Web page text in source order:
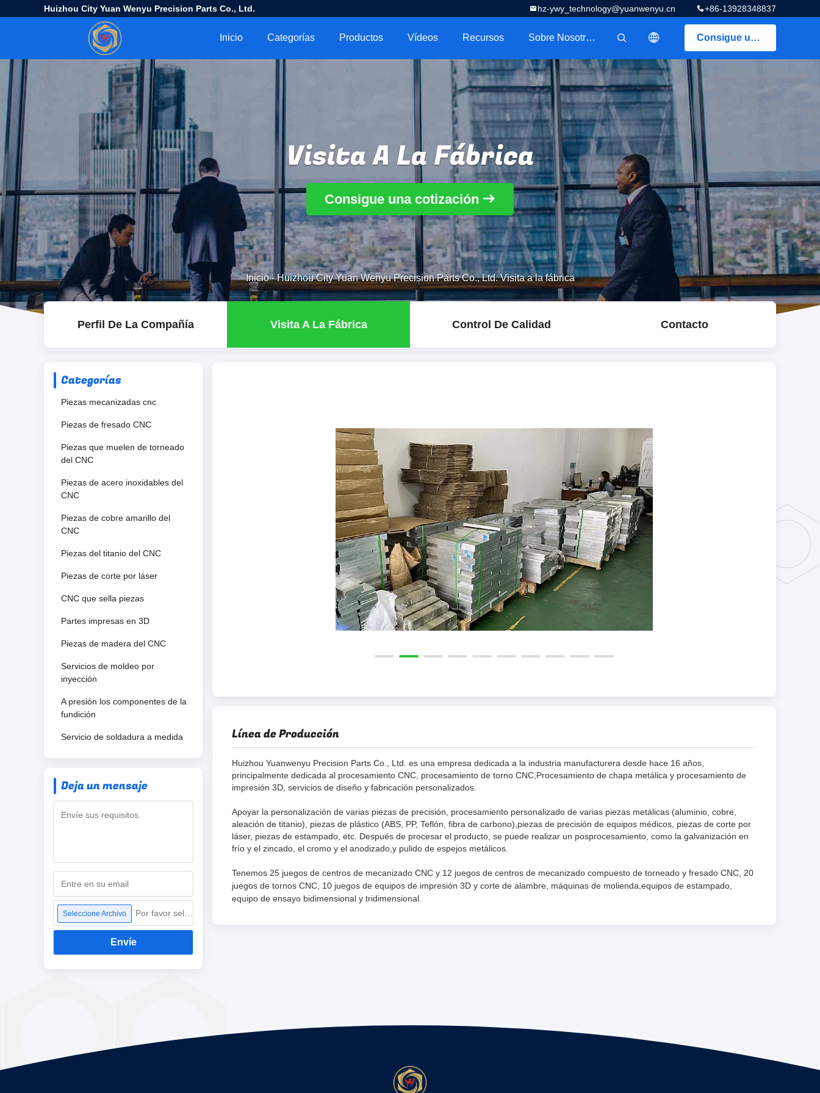
Huizhou City Yuan Wenyu Precision Parts Co., Ltd. +86-13928348837
hz-ywy_technology@yuanwenyu.cn
Consigue una cotización
描述
Inicio Categorías Productos Vídeos Recursos Sobre Nosotros
Visita A La Fábrica
Consigue una cotización
Inicio-Huizhou City Yuan Wenyu Precision Parts Co., Ltd. Visita a la fábrica
Perfil De La Compañía Visita A La Fábrica Control De Calidad Contacto
Categorías
Piezas mecanizadas cnc
Piezas de fresado CNC
Piezas que muelen de torneado
del CNC
Piezas de acero inoxidables del
CNC
Piezas de cobre amarillo del
CNC
Piezas del titanio del CNC
Piezas de corte por láser
CNC que sella piezas
Partes impresas en 3D
Piezas de madera del CNC
Servicios de moldeo por
inyección
A presión los componentes de la
fundición
Servicio de soldadura a medida
Deja un mensaje
Seleccione Archivo
Envíe
Línea de Producción
Huizhou Yuanwenyu Precision Parts Co., Ltd. es una empresa dedicada a la industria manufacturera desde hace 16 años,
principalmente dedicada al procesamiento CNC, procesamiento de torno CNC,Procesamiento de chapa metálica y procesamiento de
impresión 3D, servicios de diseño y fabricación personalizados.
Apoyar la personalización de varias piezas de precisión, procesamiento personalizado de varias piezas metálicas (aluminio, cobre,
aleación de titanio), piezas de plástico (ABS, PP, Teflón, fibra de carbono),piezas de precisión de equipos médicos, piezas de corte por
láser, piezas de estampado, etc. Después de procesar el producto, se puede realizar un posprocesamiento, como la galvanización en
frío y el zincado, el cromo y el anodizado,y pulido de espejos metálicos.
Tenemos 25 juegos de centros de mecanizado CNC y 12 juegos de centros de mecanizado compuesto de torneado y fresado CNC, 20
juegos de tornos CNC, 10 juegos de equipos de impresión 3D y corte de alambre, máquinas de molienda,equipos de estampado,
equipo de ensayo bidimensional y tridimensional.